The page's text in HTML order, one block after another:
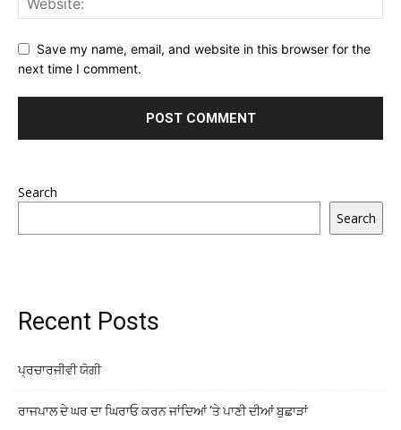
Save my name, email, and website in this browser for the
next time I comment.
Search
Search
Recent Posts
ਪ੍ਰਚਾਰਜੀਵੀ ਯੋਗੀ
ਰਾਜਪਾਲ ਦੇ ਘਰ ਦਾ ਘਿਰਾਓ ਕਰਨ ਜਾਂਦਿਆਂ ‘ਤੇ ਪਾਣੀ ਦੀਆਂ ਬੁਛਾੜਾਂ